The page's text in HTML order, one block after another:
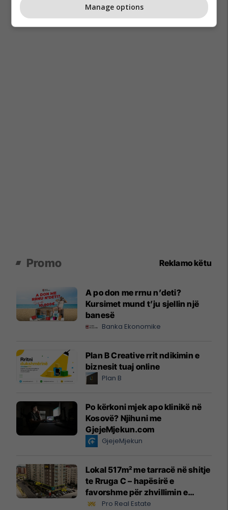
Promo Reklamo këtu
A po don me rrnu n’deti?
Kursimet mund t’ju sjellin një
banesë
Banka Ekonomike
Plan B Creative rrit ndikimin e
biznesit tuaj online
Plan B
Po kërkoni mjek apo klinikë në
Kosovë? Njihuni me
GjejeMjekun.com
GjejeMjekun
Lokal 517m² me tarracë në shitje
te Rruga C – hapësirë e
favorshme për zhvillimin e
biznesit #15796
Pro Real Estate
Manage options